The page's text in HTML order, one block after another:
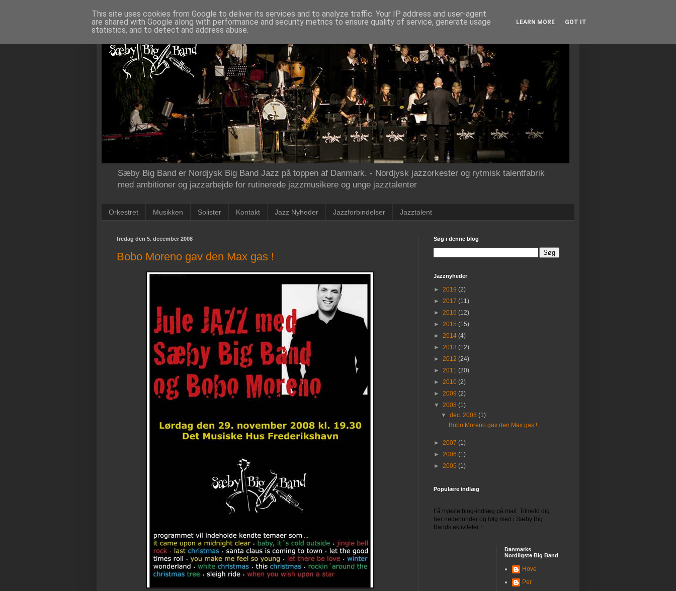
Sæby Big Band er Nordjysk Big Band Jazz på toppen af Danmark. - Nordjysk jazzorkester og rytmisk talentfabrik
med ambitioner og jazzarbejde for rutinerede jazzmusikere og unge jazztalenter
Orkestret Musikken Solister Kontakt Jazz Nyheder Jazzforbindelser Jazztalent
fredag den 5. december 2008
Bobo Moreno gav den Max gas !
Søg i denne blog
Jazznyheder
► 2019 (2)
► 2017 (11)
► 2016 (12)
► 2015 (15)
► 2014 (4)
► 2013 (12)
► 2012 (24)
► 2011 (20)
► 2010 (2)
► 2009 (2)
▼ 2008 (1)
▼dec. 2008(1)
Bobo Moreno gav den Max gas !
► 2007 (1)
► 2006 (1)
► 2005 (1)
Populære indlæg
Få nyeste blog-indlæg på mail. Tilmeld dig
her nedenunder og følg med i Sæby Big
Bands aktiviteter !
Danmarks
Nordligste Big Band
Hove
Per
This site uses cookies from Google to deliver its services and to analyze traffic. Your IP address and user-agent
are shared with Google along with performance and security metrics to ensure quality of service, generate usage
statistics, and to detect and address abuse.
LEARN MORE GOT IT